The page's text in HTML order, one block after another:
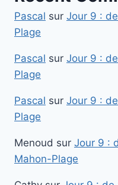
Pascal sur Jour 9 :
Plage
Pascal sur Jour 9 :
Plage
Pascal sur Jour 9 :
Plage
Menoud sur Jour 9 :
Mahon-Plage